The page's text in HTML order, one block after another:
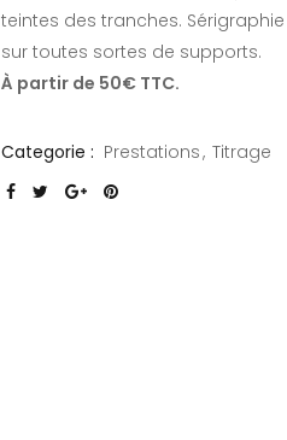
teintes des tranches.
sur toutes sortes de supports.
À partir de 50€ TTC.
Categorie : Prestations Titrage